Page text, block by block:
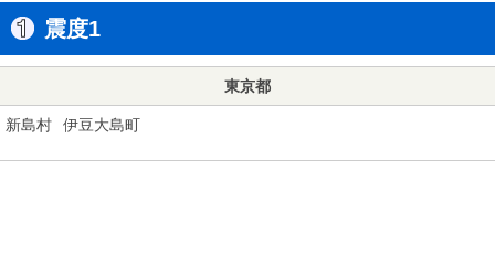
震度1
東京都
新島村 伊豆大島町